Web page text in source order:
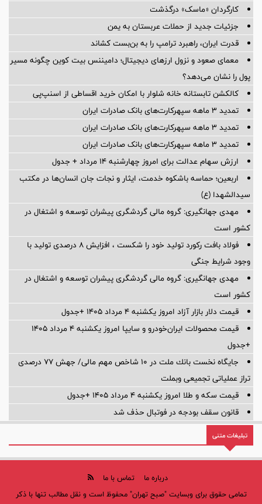
کارگردان «ماسک» درگذشت
جزئیات جدید از حملات عربستان به یمن
قدرت ایران، راهبرد ترامپ را به بن‌بست کشاند
معمای صعود و نزول ارزهای دیجیتال؛ دامیننس بیت کوین چگونه مسیر
پول را نشان می‌دهد؟
کالکشن تابستانه خانه شلوار با امکان خرید اقساطی از اسنپ‌پی
تمدید 3 ماهه سپهرکارت‌های بانک صادرات ایران
تمدید 3 ماهه سپهرکارت‌های بانک صادرات ایران
تمدید 3 ماهه سپهرکارت‌های بانک صادرات ایران
ارزش سهام عدالت برای امروز چهارشنبه ۱۴ مرداد + جدول
اربعین؛ حماسه باشکوه خدمت، ایثار و نجات جان انسان‌ها در مکتب
سیدالشهدا (ع)
مهدی جهانگیری: گروه مالی گردشگری پیشران توسعه و اشتغال در
کشور است
فولاد بافت رکورد تولید خود را شکست ، افزایش 8 درصدی تولید با
وجود شرایط جنگی
مهدی جهانگیری: گروه مالی گردشگری پیشران توسعه و اشتغال در
کشور است
قیمت دلار بازار آزاد امروز یکشنبه ۴ مرداد ۱۴۰۵ +جدول
قیمت محصولات ایران‌خودرو و سایپا امروز یکشنبه ۴ مرداد ۱۴۰۵
+جدول
جایگاه نخست بانك ملت در 10 شاخص مهم مالی/ جهش 77 درصدی
تراز عملیاتی تجمیعی وبملت
قیمت سکه و طلا امروز یکشنبه ۴ مرداد ۱۴۰۵ +جدول
قانون سقف بودجه در فوتبال حذف شد
تبلیغات متنی
درباره ما
تماس با ما
تمامی حقوق برای وبسایت "صبح تهران" محفوظ است و نقل مطالب تنها با ذکر